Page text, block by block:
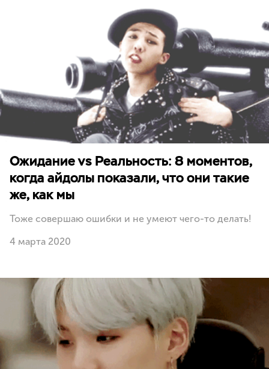
Ожидание vs Реальность: 8 моментов,
когда айдолы показали, что они такие
же, как мы
Тоже совершаю ошибки и не умеют чего-то делать!
4 марта 2020